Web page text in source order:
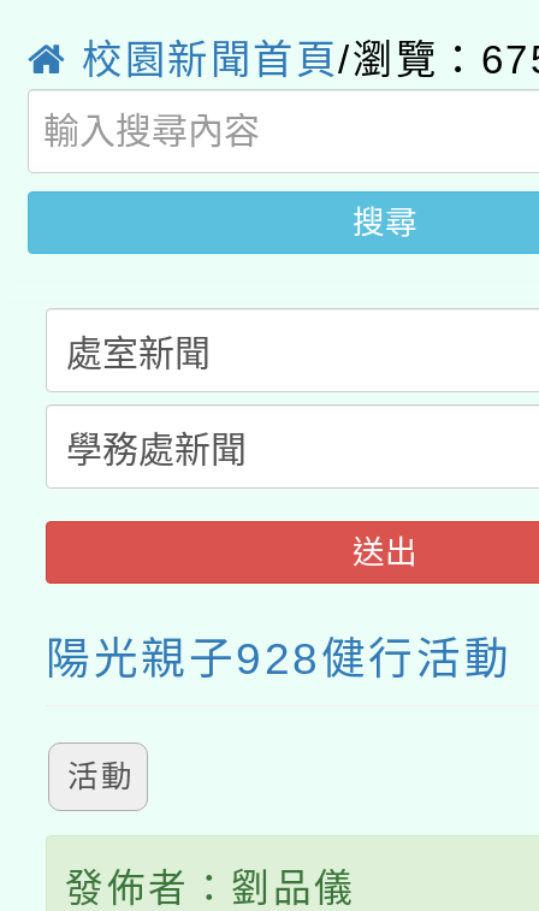
師專業成長研習實施計
方素養工作坊新北場」
族語言臺北學習中心
「族語學習班」招生簡
轉知有關國立成功大學
文教學共融平台-教案
件」活動簡章
教育部國民及學前教育
年度COVID-19疫苗接
接種對象擴大為「滿6
月28日止
本市兒童口腔健康促進
宣導素材2份，請協助
校園新聞首頁/瀏覽：
搜尋
送出
陽光親子928健行活動
活動
發佈者：劉品儀